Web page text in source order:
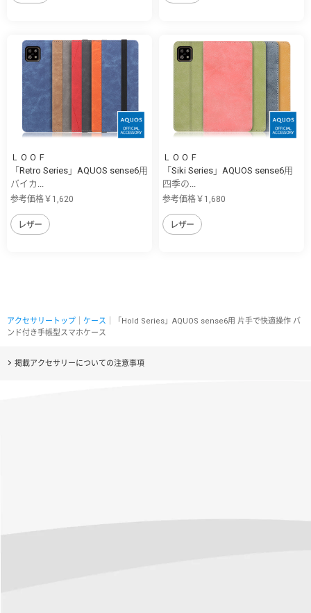
ＬＯＯＦ
「Retro Series」AQUOS sense6用
バイカ...
参考価格￥1,620
レザー
ＬＯＯＦ
「Siki Series」AQUOS sense6用
四季の...
参考価格￥1,680
レザー
アクセサリートップ ケース ｜「Hold Series」AQUOS sense6用 片手で快適操作 バ
ンド付き手帳型スマホケース
掲載アクセサリーについての注意事項